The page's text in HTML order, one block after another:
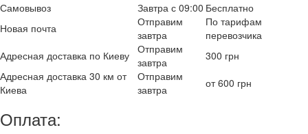
Самовывоз Завтра с 09:00 Бесплатно
Новая почта
Отправим
завтра
По тарифам
перевозчика
Адресная доставка по Киеву Отправим
завтра
300 грн
Адресная доставка 30 км от
Киева
Отправим
завтра
от 600 грн
Оплата: